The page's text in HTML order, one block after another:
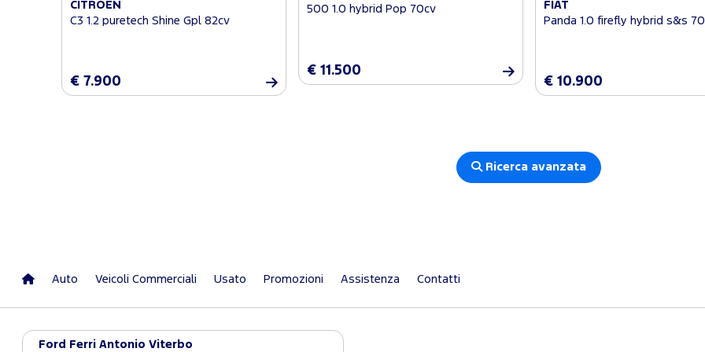
CITROEN
C3 1.2 puretech Shine Gpl 82cv
€ 7.900
500 1.0 hybrid Pop 70cv
€ 11.500
FIAT
Panda 1.0 firefly hybrid s&s
€ 10.900
Ricerca avanzata
Auto Veicoli Commerciali Usato Promozioni Assistenza Contatti
Ford Ferri Antonio Viterbo